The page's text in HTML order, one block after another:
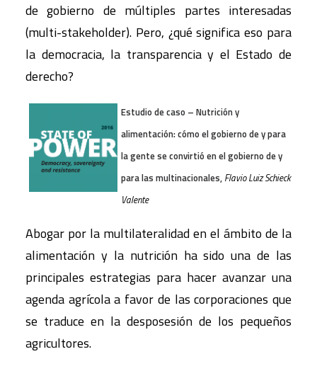
de gobierno de múltiples partes interesadas
(multi-stakeholder). Pero, ¿qué significa eso para
la democracia, la transparencia y el Estado de
derecho?
Estudio de caso – Nutrición y
alimentación: cómo el gobierno de y para
la gente se convirtió en el gobierno de y
para las multinacionales, Flavio Luiz Schieck
Valente
Abogar por la multilateralidad en el ámbito de la
alimentación y la nutrición ha sido una de las
principales estrategias para hacer avanzar una
agenda agrícola a favor de las corporaciones que
se traduce en la desposesión de los pequeños
agricultores.